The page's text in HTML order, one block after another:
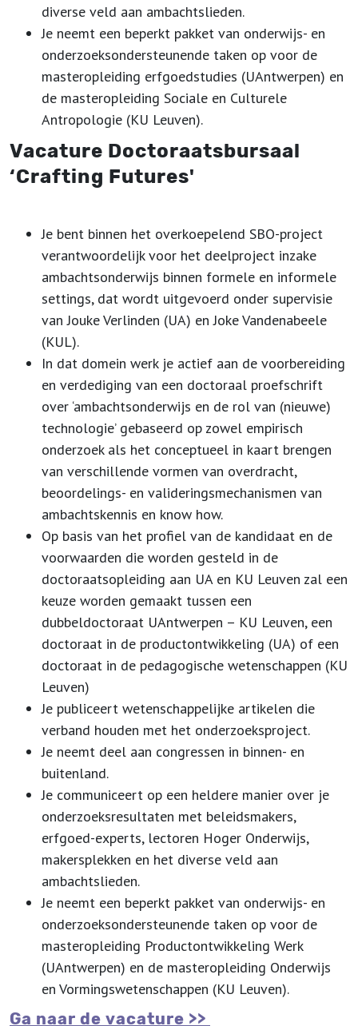
diverse veld aan ambachtslieden.
Je neemt een beperkt pakket van onderwijs- en
onderzoeksondersteunende taken op voor de
masteropleiding erfgoedstudies (UAntwerpen) en
de masteropleiding Sociale en Culturele
Antropologie (KU Leuven).
Vacature Doctoraatsbursaal
‘Crafting Futures'
Je bent binnen het overkoepelend SBO-project
verantwoordelijk voor het deelproject inzake
ambachtsonderwijs binnen formele en informele
settings, dat wordt uitgevoerd onder supervisie
van Jouke Verlinden (UA) en Joke Vandenabeele
(KUL).
In dat domein werk je actief aan de voorbereiding
en verdediging van een doctoraal proefschrift
over ‘ambachtsonderwijs en de rol van (nieuwe)
technologie’ gebaseerd op zowel empirisch
onderzoek als het conceptueel in kaart brengen
van verschillende vormen van overdracht,
beoordelings- en valideringsmechanismen van
ambachtskennis en know how.
Op basis van het profiel van de kandidaat en de
voorwaarden die worden gesteld in de
doctoraatsopleiding aan UA en KU Leuven zal een
keuze worden gemaakt tussen een
dubbeldoctoraat UAntwerpen – KU Leuven, een
doctoraat in de productontwikkeling (UA) of een
doctoraat in de pedagogische wetenschappen (KU
Leuven)
Je publiceert wetenschappelijke artikelen die
verband houden met het onderzoeksproject.
Je neemt deel aan congressen in binnen- en
buitenland.
Je communiceert op een heldere manier over je
onderzoeksresultaten met beleidsmakers,
erfgoed-experts, lectoren Hoger Onderwijs,
makersplekken en het diverse veld aan
ambachtslieden.
Je neemt een beperkt pakket van onderwijs- en
onderzoeksondersteunende taken op voor de
masteropleiding Productontwikkeling Werk
(UAntwerpen) en de masteropleiding Onderwijs
en Vormingswetenschappen (KU Leuven).
Ga naar de vacature >>